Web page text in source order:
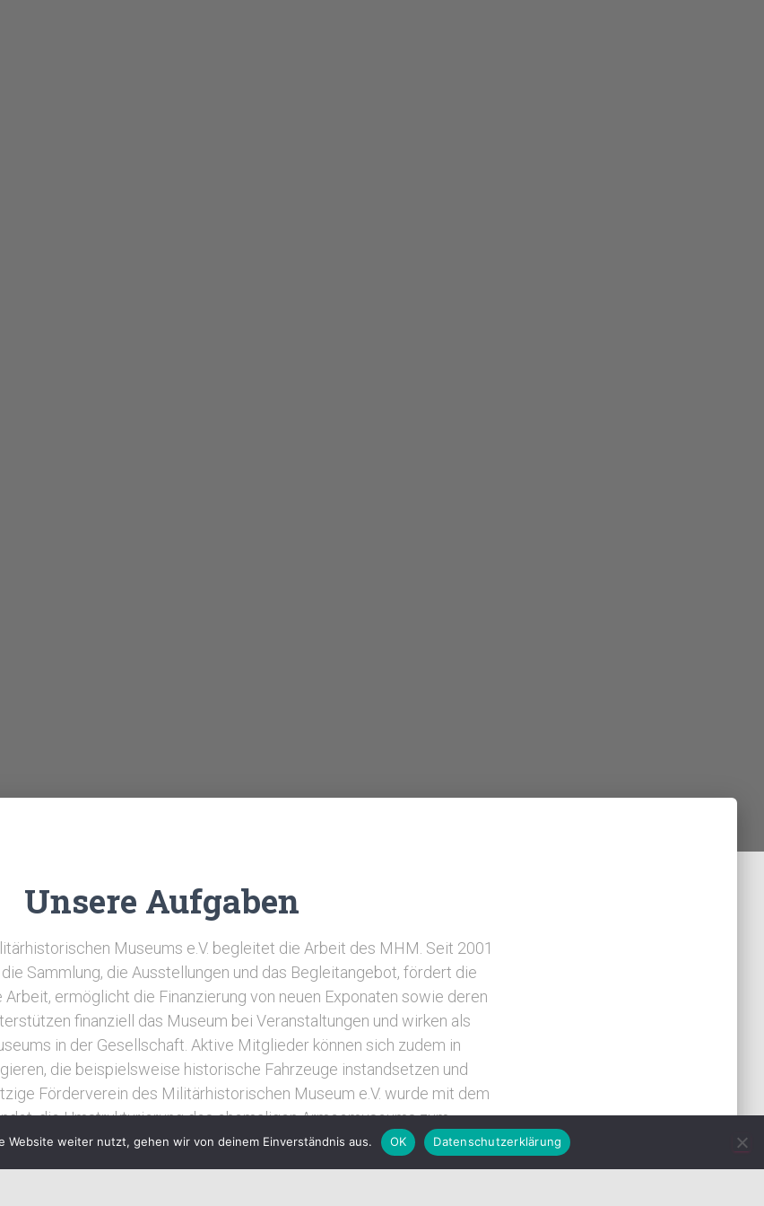
Unsere Aufgaben
Museums e.V. begleitet die Arbeit des MHM. Seit 2001
Sammlung, die Ausstellungen und das Begleitangebot, fördert die
ermöglicht die Finanzierung von neuen Exponaten sowie deren
finanziell das Museum bei Veranstaltungen und wirken als
in der Gesellschaft. Aktive Mitglieder können sich zudem in
die beispielsweise historische Fahrzeuge instandsetzen und
Förderverein des Militärhistorischen Museum e.V. wurde mit dem
die Umstrukturierung des ehemaligen Armeemuseums zum
der Bundeswehr zu unterstützen. Heute zählt das Museum zu einem
Museen und eines der größten in Europa. Mittlerweile
Website weiter nutzt, gehen wir von deinem Einverständnis aus. OK Datenschutzerklärung